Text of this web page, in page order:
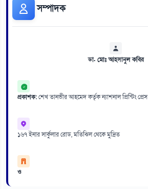
সম্পাদক
ডা. মোঃ আহসানুল কবির
প্রকাশক:শেখ তানভীর আহমেদ কর্তৃক ন্যাশনাল প্রিন্টিং প্রেস
১৬৭ ইনার সার্কুলার রোড, মতিঝিল থেকে মুদ্রিত
ও